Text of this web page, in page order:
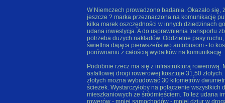
W Niemczech prowadzono badania. Okazało się,
jeszcze ? marka przeznaczona na komunikację
kilka marek oszczędności w innych dziedzinach
udana inwestycja. A do usprawnienia transportu
potrzeba dużych nakładów. Oddzielne pasy
świetlna dająca pierwszeństwo autobusom - to
porównaniu z całością wydatków na komunikację.
Podobnie rzecz ma się z infrastrukturą rowerową.
asfaltowej drogi rowerowej kosztuje 31,50
złotych można wybudować 30 kilometrów
ścieżek. Wystarczyłoby na połączenie wszystkich
mieszkaniowych ze śródmieściem. To też udana
rowerów - mniej samochodów - mniej dziur w